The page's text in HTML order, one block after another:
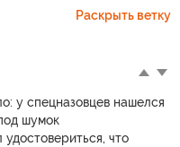
Раскрыть ветку
у спецназовцев нашелся
шумок
что